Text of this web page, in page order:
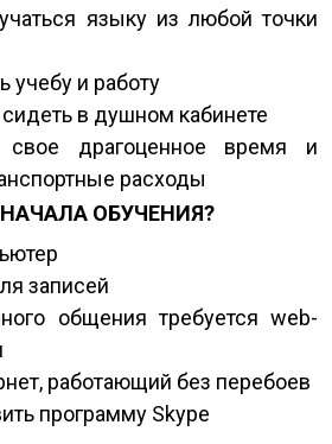
языку из любой точки
и работу
в душном кабинете
драгоценное время и
расходы
ОБУЧЕНИЯ?
записей
общения требуется web-
работающий без перебоев
программу Skype